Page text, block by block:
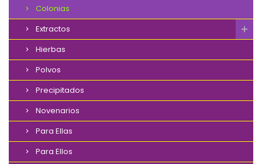
Colonias
Extractos
Hierbas
Polvos
Precipitados
Novenarios
Para Ellas
Para Ellos